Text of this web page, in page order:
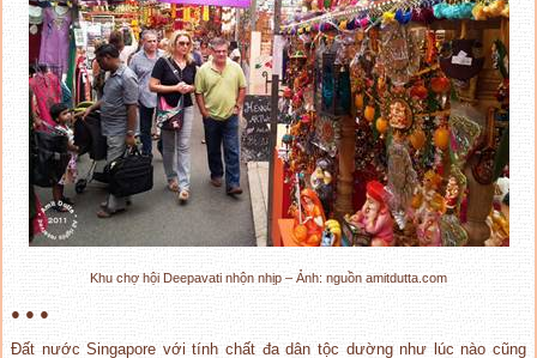
Khu chợ hội Deepavati nhộn nhịp – Ảnh: nguồn amitdutta.com
● ● ●
Đất nước Singapore với tính chất đa dân tộc dường như lúc nào cũng